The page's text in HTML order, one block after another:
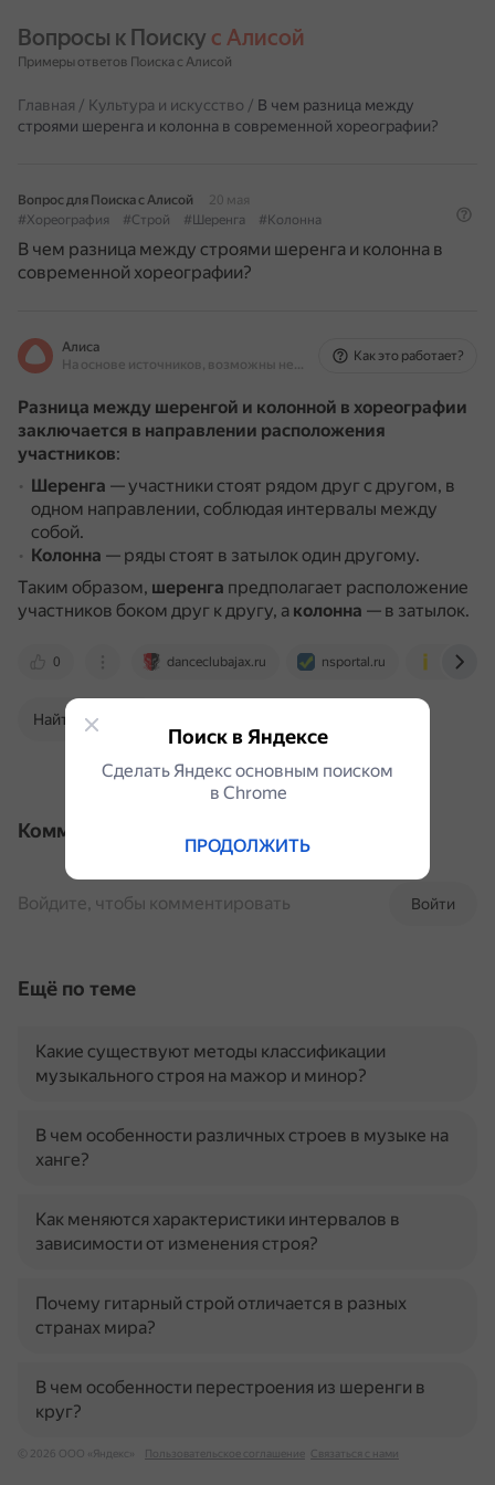
Вопросы к Поиску с Алисой
Примеры ответов Поиска с Алисой
Главная / Культура и искусство / В чем разница между
строями шеренга и колонна в современной хореографии?
Вопрос для Поиска с Алисой
20 мая
#Хореография
#Строй #Шеренга #Колонна
В чем разница между строями шеренга и колонна в
современной хореографии?
Алиса
На основе источников, возможны неточности
Как это работает?
Разница между шеренгой и колонной в хореографии
заключается в направлении расположения
участников:
Шеренга — участники стоят рядом друг с другом, в
одном направлении, соблюдая интервалы между
собой.
Колонна — ряды стоят в затылок один другому.
Таким образом, шеренга предполагает расположение
участников боком друг к другу, а колонна — в затылок.
0 danceclubajax.ru nsportal.ru
Найти в Поиске
Комментарии
Войти
Войдите, чтобы комментировать
Ещё по теме
Какие существуют методы классификации
музыкального строя на мажор и минор?
В чем особенности различных строев в музыке на
ханге?
Как меняются характеристики интервалов в
зависимости от изменения строя?
Почему гитарный строй отличается в разных
странах мира?
В чем особенности перестроения из шеренги в
круг?
© 2026 ООО «Яндекс» Пользовательское соглашение Связаться с нами
Поиск в Яндексе
Сделать Яндекс основным поиском
в Сhrome
ПРОДОЛЖИТЬ